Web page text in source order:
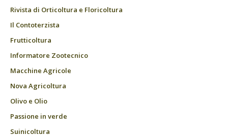
Rivista di Orticoltura e Floricoltura
Il Contoterzista
Frutticoltura
Informatore Zootecnico
Macchine Agricole
Nova Agricoltura
Olivo e Olio
Passione in verde
Suinicoltura